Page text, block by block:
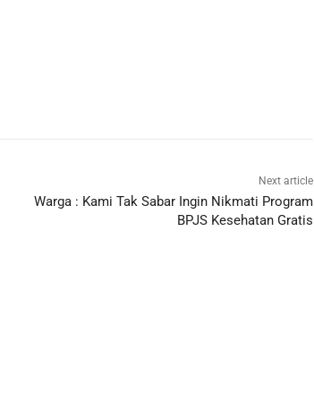
Next article
Warga : Kami Tak Sabar Ingin Nikmati Program
BPJS Kesehatan Gratis